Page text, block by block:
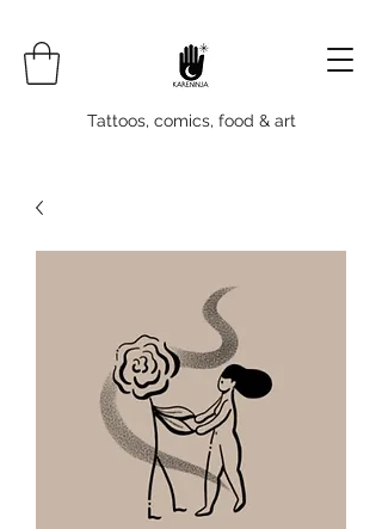
Tattoos, comics, food & art